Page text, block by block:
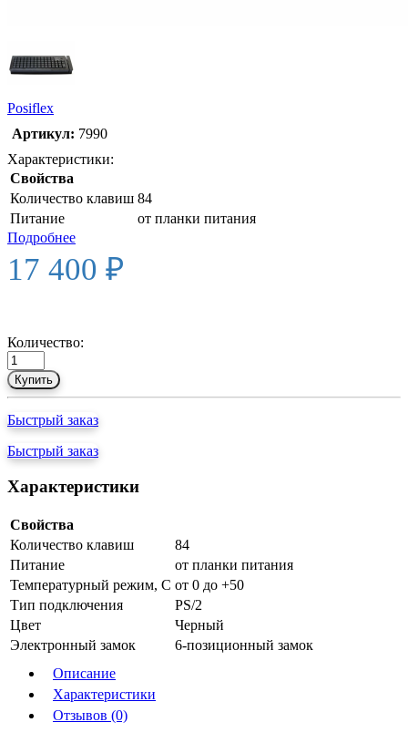
Posiflex
Артикул: 7990
Характеристики:
Свойства
Количество клавиш 84
Питание
от планки питания
Подробнее
17 400 ₽
Количество:
Купить
Быстрый заказ
Быстрый заказ
Характеристики
Свойства
Количество клавиш
84
Питание
от планки питания
Температурный режим, С от 0 до +50
Тип подключения
PS/2
Цвет
Черный
Электронный замок
6-позиционный замок
Описание
Характеристики
Отзывов (0)